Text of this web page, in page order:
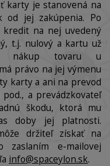
karty je stanovená na
jej zakúpenia. Po
na nej uvedený
t.j. nulový a kartu už
nákup tovaru u
právo na jej výmenu
karty a ani na prevod
a prevádzkovateľ
škodu, ktorá mu
doby jej platnosti.
držiteľ získať na
zaslaním e-mailovej
info@spaceylon.sk.